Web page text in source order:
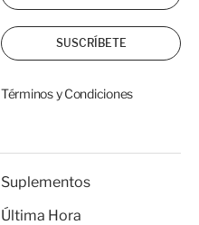
SUSCRÍBETE
Términos y Condiciones
Suplementos
Última Hora